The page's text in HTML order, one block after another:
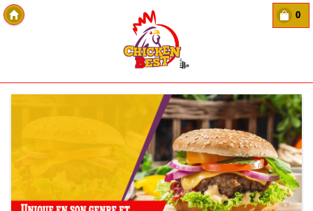
0
Copyright Des-click